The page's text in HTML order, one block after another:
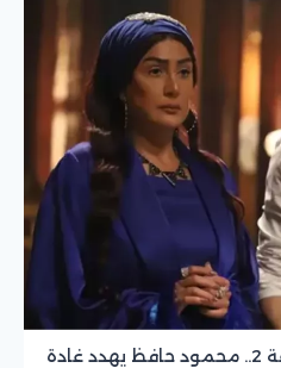
مسلسل "شباب امرأة" الحلقة 2.. محمود حافظ يهدد غادة